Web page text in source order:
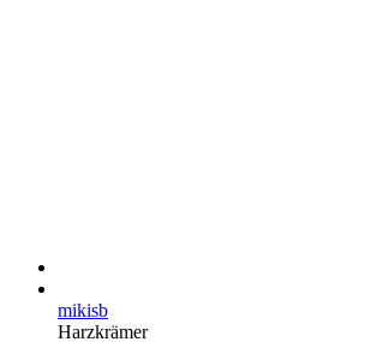
mikisb
Harzkrämer